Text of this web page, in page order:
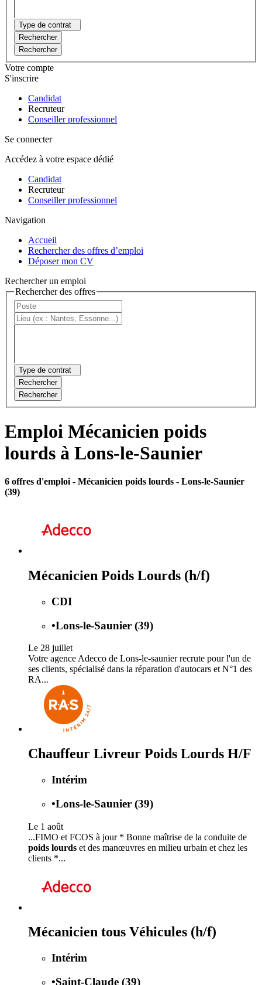
Type de contrat
Rechercher
Rechercher
Votre compte
S'inscrire
Candidat
Recruteur
Conseiller professionnel
Se connecter
Accédez à votre espace dédié
Candidat
Recruteur
Conseiller professionnel
Navigation
Accueil
Rechercher des offres d’emploi
Déposer mon CV
Rechercher un emploi
Rechercher des offres
Type de contrat
Rechercher
Rechercher
Emploi Mécanicien poids
lourds à Lons-le-Saunier
6 offres d'emploi - Mécanicien poids lourds - Lons-le-Saunier
(39)
Mécanicien Poids Lourds (h/f)
CDI
•Lons-le-Saunier (39)
Le 28 juillet
Votre agence Adecco de Lons-le-saunier recrute pour l'un de
ses clients, spécialisé dans la réparation d'autocars et N°1 des
RA...
Chauffeur Livreur Poids Lourds H/F
Intérim
•Lons-le-Saunier (39)
Le 1 août
...FIMO et FCOS à jour * Bonne maîtrise de la conduite de
poids lourds et des manœuvres en milieu urbain et chez les
clients *...
Mécanicien tous Véhicules (h/f)
Intérim
•Saint-Claude (39)